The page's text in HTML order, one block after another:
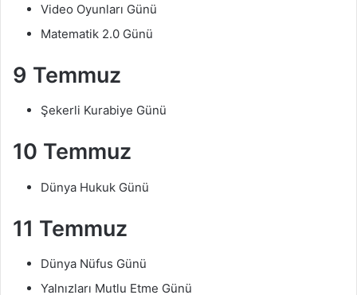
Video Oyunları Günü
Matematik 2.0 Günü
9 Temmuz
Şekerli Kurabiye Günü
10 Temmuz
Dünya Hukuk Günü
11 Temmuz
Dünya Nüfus Günü
Yalnızları Mutlu Etme Günü